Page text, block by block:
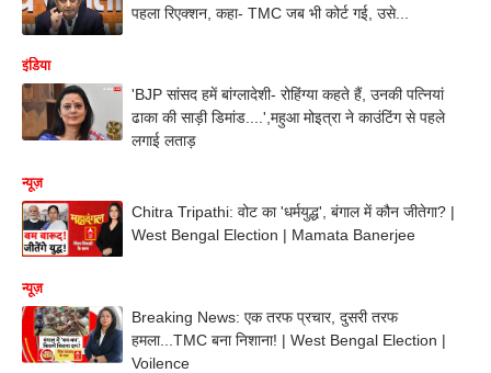
पहला रिएक्शन, कहा- TMC जब भी कोर्ट गई, उसे...
इंडिया
'BJP सांसद हमें बांग्लादेशी- रोहिंग्या कहते हैं, उनकी पत्नियां
ढाका की साड़ी डिमांड....',महुआ मोइत्रा ने काउंटिंग से पहले
लगाई लताड़
न्यूज़
Chitra Tripathi: वोट का 'धर्मयुद्ध', बंगाल में कौन जीतेगा? |
West Bengal Election | Mamata Banerjee
न्यूज़
Breaking News: एक तरफ प्रचार, दुसरी तरफ
हमला...TMC बना निशाना! | West Bengal Election |
Voilence